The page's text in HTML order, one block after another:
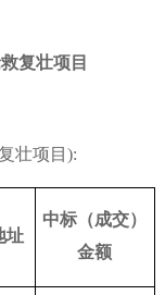
复壮项目
壮项目):
址
中标（成交）
金额